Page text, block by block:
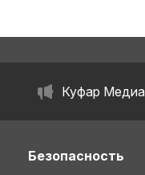
Куфар Медиа
Безопасность